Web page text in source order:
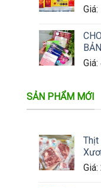
Giá:
BẢN
Giá:
SẢN PHẨM MỚI
Thịt
Giá: